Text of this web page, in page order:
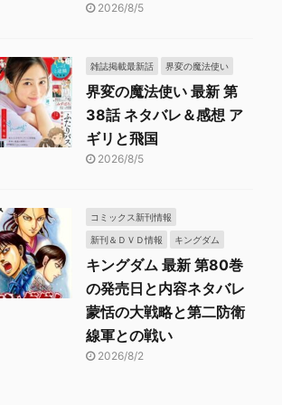
2026/8/5
雑誌掲載最新話 界変の魔法使い
界変の魔法使い 最新 第
38話 ネタバレ＆感想 ア
ギリと飛国
2026/8/5
コミックス新刊情報
新刊＆ＤＶＤ情報 キングダム
キングダム 最新 第80巻
の発売日と内容ネタバレ
蒙恬の大戦略と第二防衛
線軍との戦い
2026/8/2